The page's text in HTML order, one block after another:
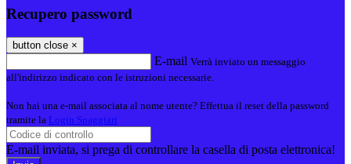
Recupero password
button close ×
E-mail Verrà inviato un messaggio
all'indirizzo indicato con le istruzioni necessarie.
Non hai una e-mail associata al nome utente? Effettua il reset della password
tramite la Login Spaggiari
E-mail inviata, si prega di controllare la casella di posta elettronica!